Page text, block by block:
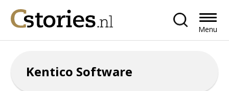
Menu
Kentico Software